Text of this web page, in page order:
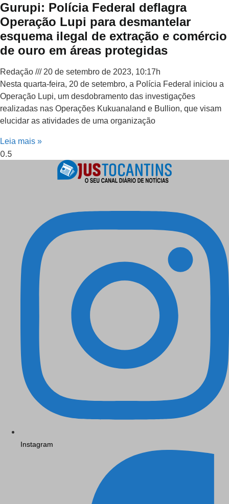
Gurupi: Polícia Federal deflagra
Operação Lupi para desmantelar
esquema ilegal de extração e comércio
de ouro em áreas protegidas
Redação
20 de setembro de 2023, 10:17h
Nesta quarta-feira, 20 de setembro, a Polícia Federal iniciou a
Operação Lupi, um desdobramento das investigações
realizadas nas Operações Kukuanaland e Bullion, que visam
elucidar as atividades de uma organização
Leia mais »
Instagram